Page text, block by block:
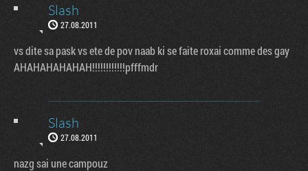
Slash
27.08.2011
vs dite sa pask vs ete de pov naab ki se faite roxai comme des gay
AHAHAHAHAHAH!!!!!!!!!!!!pfffmdr
Slash
27.08.2011
nazg sai une campouz